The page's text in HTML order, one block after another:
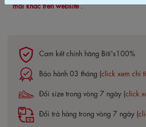
mãi khác trên website.
Cam kết chính hãng Biti's100%
Bảo hành 03 tháng (click xem chi
Đổi size trong vòng 7 ngày (click
Đổi trả hàng trong vòng 7 ngày (